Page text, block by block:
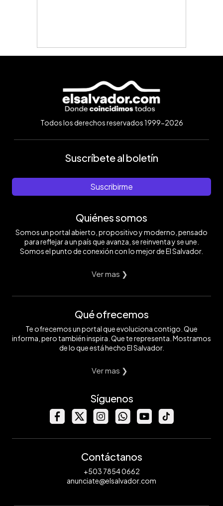
Todos los derechos reservados 1999-2026
Suscríbete al boletín
Suscribirme
Quiénes somos
Somos un portal abierto, propositivo y moderno, pensado
para reflejar a un país que avanza, se reinventa y se une.
Somos el punto de conexión con lo mejor de El Salvador.
Ver mas ❯
Qué ofrecemos
Te ofrecemos un portal que evoluciona contigo. Que
informa, pero también inspira. Que te representa. Mostramos
de lo que está hecho El Salvador.
Ver mas ❯
Síguenos
Contáctanos
+503 7854 0662
anunciate@elsalvador.com